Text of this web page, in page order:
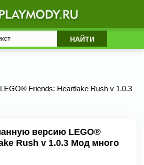
Friends: Heartlake Rush v 1.0.3
версию LEGO®
Rush v 1.0.3 Мод много